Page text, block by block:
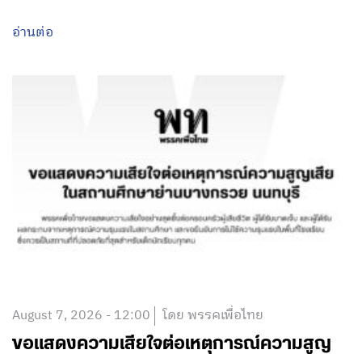
อ่านต่อ
August 7, 2026 - 12:00 โดย พรรคเพื่อไทย
ขอแสดงความเสียใจต่อเหตุการณ์ความสูญ